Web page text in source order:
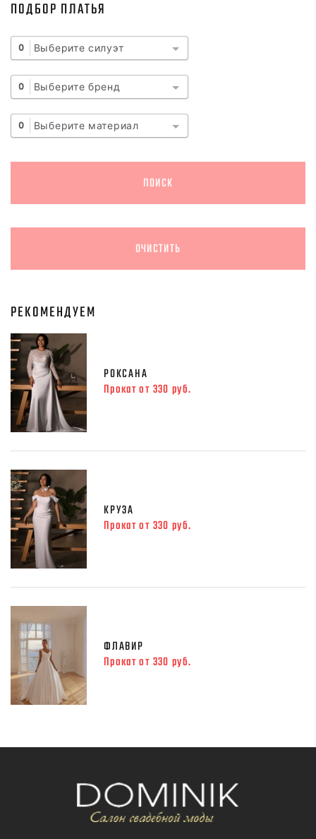
ПОДБОР ПЛАТЬЯ
0 Выберите силуэт
0 Выберите бренд
0 Выберите материал
РЕКОМЕНДУЕМ
РОКСАНА
Прокат от 330 руб.
КРУЗА
Прокат от 330 руб.
ФЛАВИР
Прокат от 330 руб.